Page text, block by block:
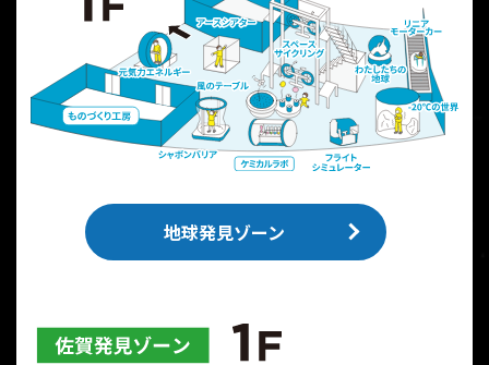
地球発見ゾーン